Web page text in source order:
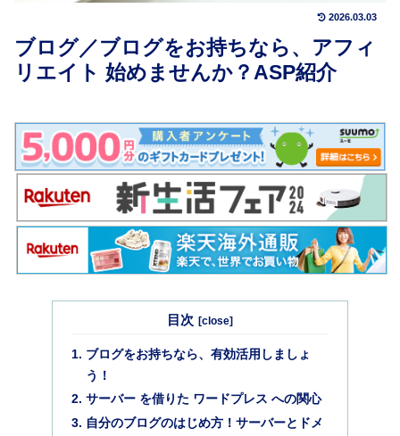
2026.03.03
ブログ／ブログをお持ちなら、アフィ
リエイト 始めませんか？ASP紹介
目次
ブログをお持ちなら、有効活用しましょ
う！
サーバー を借りた ワードプレス への関心
自分のブログのはじめ方！サーバーとドメ